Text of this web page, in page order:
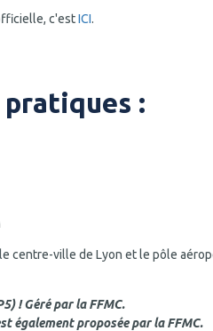
c'estICI.
:
centre-ville de Lyon et le pôle
! Géré par la FFMC.
également proposée par la FFMC.